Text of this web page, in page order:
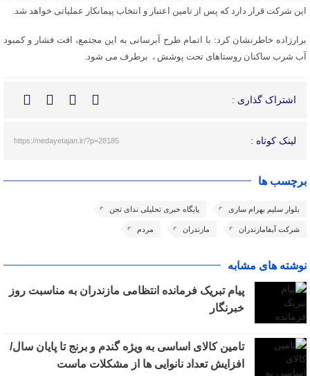
این شرکت قرار دارد که پس از تامین اعتبار و انتخاب پیمانکار عملیاتی خواهد شد.
برارزاده خاطرنشان کرد: با اتمام طرح آبرسانی به این مجتمع، افت فشار و کمبود
آب شرب ساکنان روستاهای تحت پوشش ، برطرف می شود.
اشتراک گذاری :
لینک کوتاه : https://nedayetajan.ir/?p=28185
برچسب ها
بلوار سلیم بهرام ساری پایگاه خبری تحلیلی ندای تجن
شرکت آبفامازندران مازندران مردم
نوشته های مشابه
پیام تبریک فرمانده انتظامی مازندران به مناسبت روز
خبرنگار
تامین کالای اساسی به ویژه گندم و برنج تا پایان سال/
افزایش تعداد نانوایی ها از مشکلات ماست